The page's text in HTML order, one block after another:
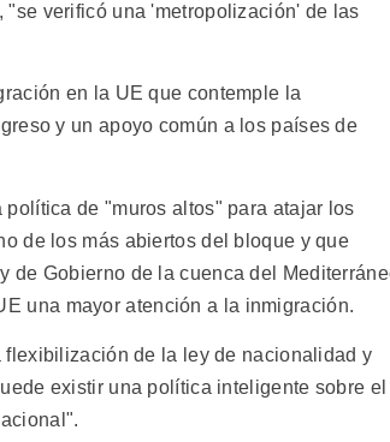
verificó una 'metropolización' de las
en la UE que contemple la
y un apoyo común a los países de
de "muros altos" para atajar los
de los más abiertos del bloque y que
de Gobierno de la cuenca del
una mayor atención a la inmigración.
flexibilización de la ley de nacionalidad y
existir una política inteligente sobre el